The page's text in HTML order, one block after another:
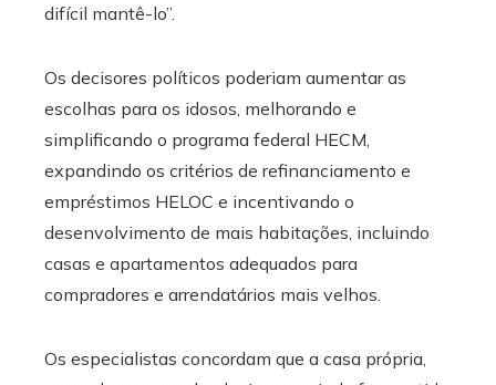
difícil mantê-lo”.
Os decisores políticos poderiam aumentar as
escolhas para os idosos, melhorando e
simplificando o programa federal HECM,
expandindo os critérios de refinanciamento e
empréstimos HELOC e incentivando o
desenvolvimento de mais habitações, incluindo
casas e apartamentos adequados para
compradores e arrendatários mais velhos.
Os especialistas concordam que a casa própria,